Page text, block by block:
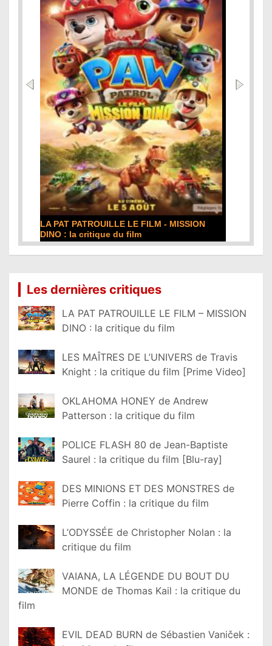
LA PAT PATROUILLE LE FILM - MISSION
DINO : la critique du film
Les dernières critiques
LA PAT PATROUILLE LE FILM – MISSION
DINO : la critique du film
LES MAÎTRES DE L’UNIVERS de Travis
Knight : la critique du film [Prime Video]
OKLAHOMA HONEY de Andrew
Patterson : la critique du film
POLICE FLASH 80 de Jean-Baptiste
Saurel : la critique du film [Blu-ray]
DES MINIONS ET DES MONSTRES de
Pierre Coffin : la critique du film
L’ODYSSÉE de Christopher Nolan : la
critique du film
VAIANA, LA LÉGENDE DU BOUT DU
MONDE de Thomas Kail : la critique du
film
EVIL DEAD BURN de Sébastien Vaniček :